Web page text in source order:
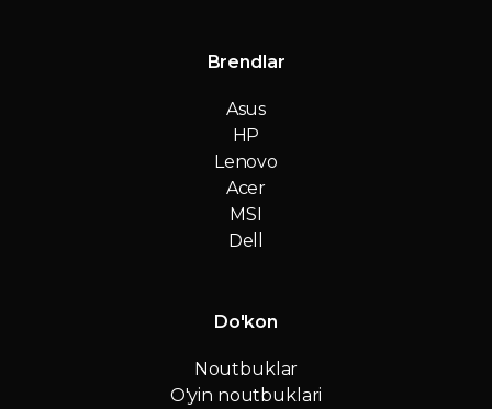
Brendlar
Asus
HP
Lenovo
Acer
MSI
Dell
Do'kon
Noutbuklar
O'yin noutbuklari